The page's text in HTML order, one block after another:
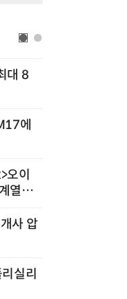
대 8
에
오이
열
사 압
실리